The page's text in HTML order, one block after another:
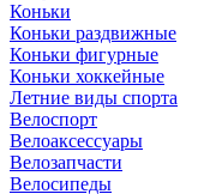
Коньки
Коньки раздвижные
Коньки фигурные
Коньки хоккейные
Летние виды спорта
Велоспорт
Велоаксессуары
Велозапчасти
Велосипеды